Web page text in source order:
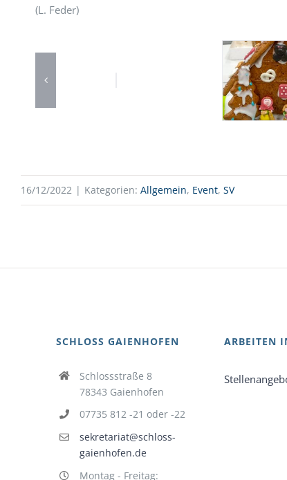
(L. Feder)
16/12/2022 | Kategorien: Allgemein, Event, SV
SCHLOSS GAIENHOFEN
Schlossstraße 8
78343 Gaienhofen
07735 812 -21 oder -22
sekretariat@schloss-
gaienhofen.de
Montag - Freitag:
ARBEITEN